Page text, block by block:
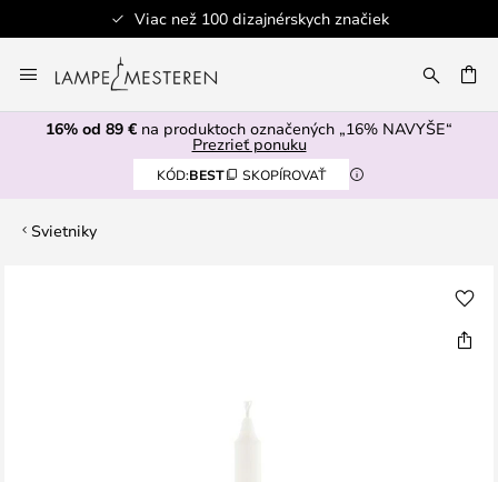
Viac než 100 dizajnérskych značiek
to
Content
16% od 89 € na produktoch označených „16% NAVYŠE“
Prezrieť ponuku
KÓD:BEST SKOPÍROVAŤ
Svietniky